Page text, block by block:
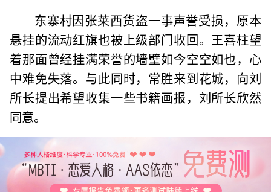
东寨村因张莱西货盗一事声誉受损，原本
悬挂的流动红旗也被上级部门收回。王喜柱望
着那面曾经挂满荣誉的墙壁如今空空如也，心
中难免失落。与此同时，常胜来到花城，向刘
所长提出希望收集一些书籍画报，刘所长欣然
同意。